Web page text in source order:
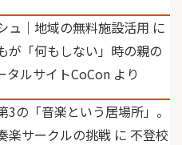
ュ｜地域の無料施設活用 に
が「何もしない」時の親の
タルサイトCoCon より
の「音楽という居場所」。
楽サークルの挑戦 に 不登校